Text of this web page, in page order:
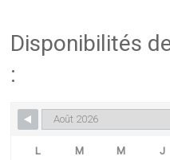
Disponibilités
:
L M M J